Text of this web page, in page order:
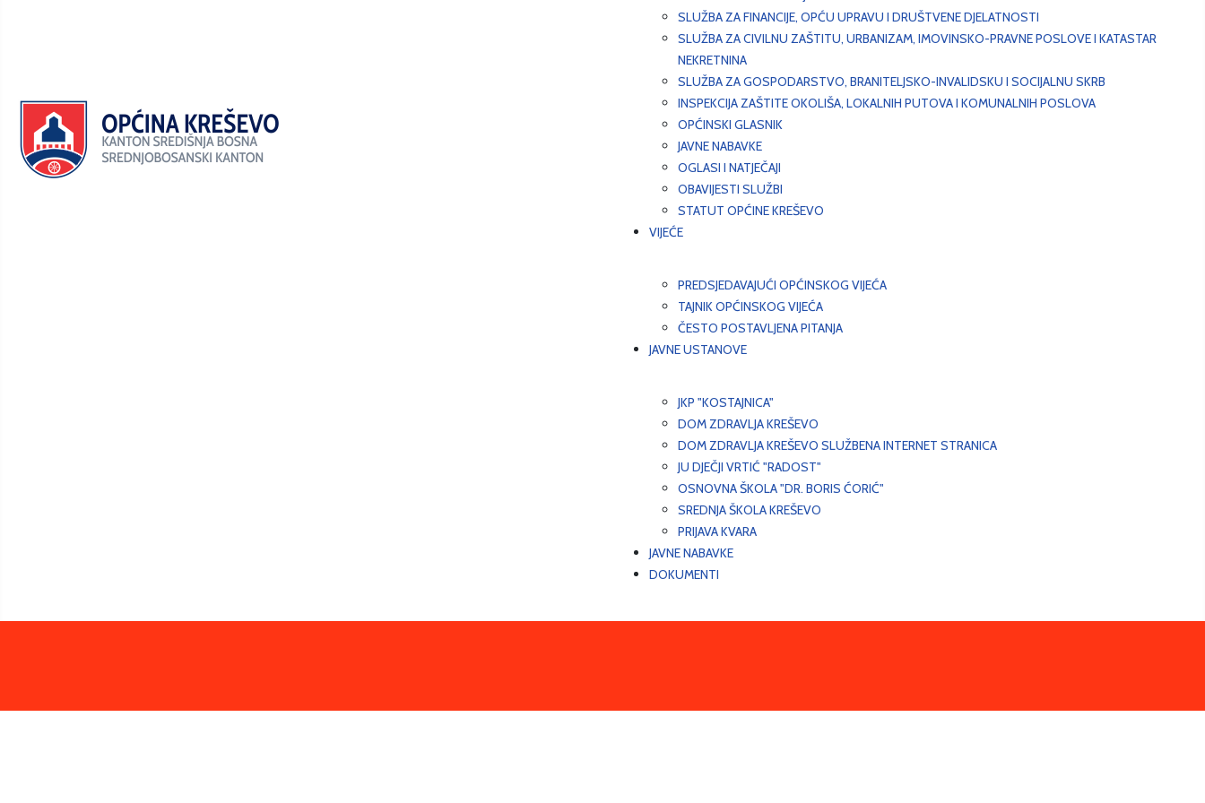
SLUŽBA ZA FINANCIJE, OPĆU UPRAVU I DRUŠTVENE DJELATNOSTI
SLUŽBA ZA CIVILNU ZAŠTITU, URBANIZAM, IMOVINSKO-PRAVNE POSLOVE I KATASTAR
NEKRETNINA
SLUŽBA ZA GOSPODARSTVO, BRANITELJSKO-INVALIDSKU I SOCIJALNU SKRB
INSPEKCIJA ZAŠTITE OKOLIŠA, LOKALNIH PUTOVA I KOMUNALNIH POSLOVA
OPĆINSKI GLASNIK
JAVNE NABAVKE
OGLASI I NATJEČAJI
OBAVIJESTI SLUŽBI
STATUT OPĆINE KREŠEVO
VIJEĆE
PREDSJEDAVAJUĆI OPĆINSKOG VIJEĆA
TAJNIK OPĆINSKOG VIJEĆA
ČESTO POSTAVLJENA PITANJA
JAVNE USTANOVE
JKP "KOSTAJNICA"
DOM ZDRAVLJA KREŠEVO
DOM ZDRAVLJA KREŠEVO SLUŽBENA INTERNET STRANICA
JU DJEČJI VRTIĆ "RADOST"
OSNOVNA ŠKOLA "DR. BORIS ĆORIĆ"
SREDNJA ŠKOLA KREŠEVO
PRIJAVA KVARA
JAVNE NABAVKE
DOKUMENTI